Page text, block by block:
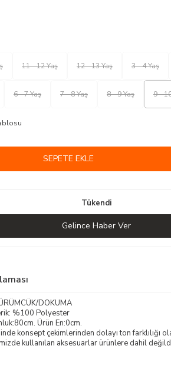
11 - 12 Yaş 12 - 13 Yaş 3 - 4 Yaş
6 - 7 Yaş 7 - 8 Yaş 8 - 9 Yaş 9 -
SEPETE EKLE
Tükendi
Gelince Haber Ver
DOKUMA
%100 Polyester
Ürün En:0cm.
konsept çekimlerinden dolayı ton farklılığı
kullanılan aksesuarlar ürünlere dahil